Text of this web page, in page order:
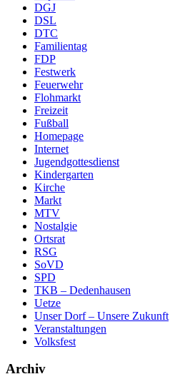
DGJ
DSL
DTC
Familientag
FDP
Festwerk
Feuerwehr
Flohmarkt
Freizeit
Fußball
Homepage
Internet
Jugendgottesdienst
Kindergarten
Kirche
Markt
MTV
Nostalgie
Ortsrat
RSG
SoVD
SPD
TKB – Dedenhausen
Uetze
Unser Dorf – Unsere Zukunft
Veranstaltungen
Volksfest
Archiv